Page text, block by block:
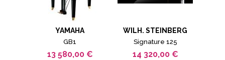
YAMAHA
GB1
13 580,00 €
WILH. STEINBERG
Signature 125
14 320,00 €